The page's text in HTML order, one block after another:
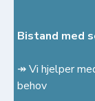
Bistand med
↠ Vi hjelper
behov